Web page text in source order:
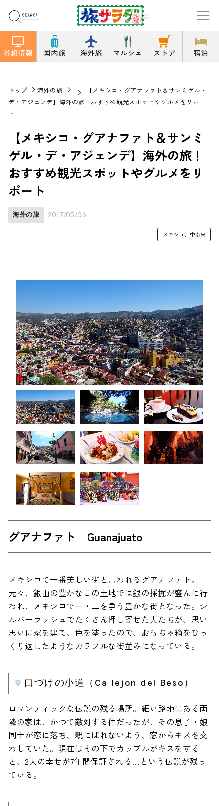
番組情報 国内旅 海外旅 マルシェ ストア 宿泊
トップ 海外の旅
【メキシコ・グアナファト＆サンミゲル・
デ・アジェンデ】海外の旅！おすすめ観光スポットやグルメをリポー
ト
【メキシコ・グアナファト＆サンミ
ゲル・デ・アジェンデ】海外の旅！
おすすめ観光スポットやグルメをリ
ポート
海外の旅 2017/05/06
メキシコ、中南米
グアナファト Guanajuato
メキシコで一番美しい街と言われるグアナファト。
元々、銀山の豊かなこの土地では銀の採掘が盛んに行
われ、メキシコで一・二を争う豊かな街となった。シ
ルバーラッシュでたくさん押し寄せた人たちが、思い
思いに家を建て、色を塗ったので、おもちゃ箱をひっ
くり返したようなカラフルな街並みになっている。
口づけの小道（Callejon del Beso）
ロマンティックな伝説の残る場所。細い路地にある両
隣の家は、かつて敵対する仲だったが、その息子・娘
同士が恋に落ち、親にばれないよう、窓からキスを交
わしていた。現在はその下でカップルがキスをする
と、2人の幸せが7年間保証される…という伝説が残っ
ている。